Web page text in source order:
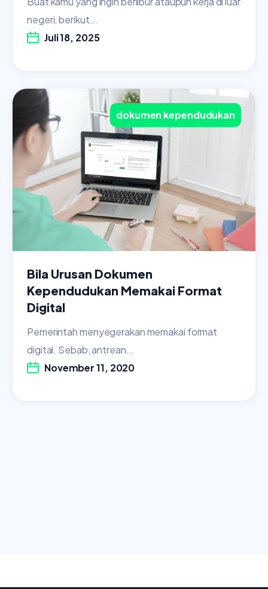
negeri, berikut...
Juli 18, 2025
dokumen kependudukan
Bila Urusan Dokumen
Kependudukan Memakai Format
Digital
Pemerintah menyegerakan memakai format
digital. Sebab, antrean...
November 11, 2020